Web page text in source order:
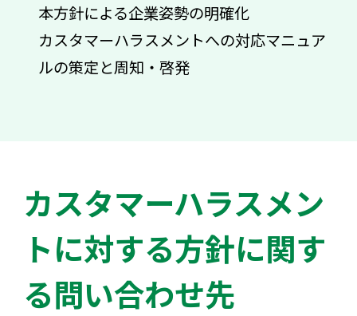
本方針による企業姿勢の明確化
カスタマーハラスメントへの対応マニュア
ルの策定と周知・啓発
カスタマーハラスメン
トに対する方針に関す
る問い合わせ先